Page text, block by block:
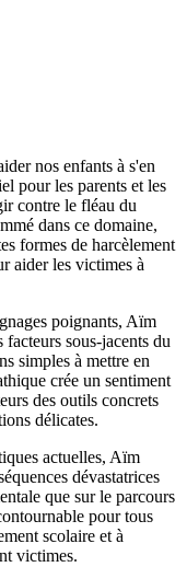
nos enfants à s'en
pour les parents et les
contre le fléau du
dans ce domaine,
formes de harcèlement
aider les victimes à
poignants, Aïm
sous-jacents du
simples à mettre en
crée un sentiment
des outils concrets
délicates.
actuelles, Aïm
dévastatrices
que sur le parcours
pour tous
scolaire et à
victimes.